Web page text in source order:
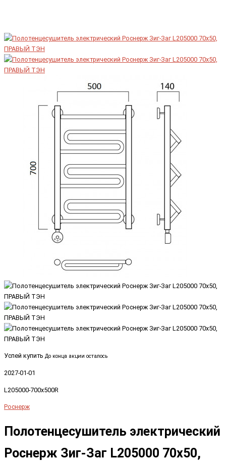
Успей купить До конца акции осталось
2027-01-01
L205000-700x500R
Роснерж
Полотенцесушитель электрический
Роснерж Зиг-Заг L205000 70x50,